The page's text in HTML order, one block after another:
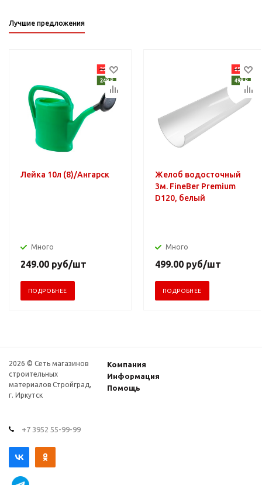
Лучшие предложения
Лейка 10л (8)/Ангарск
Много
249.00 руб/шт
ПОДРОБНЕЕ
Желоб водосточный
3м. FineBer Premium
D120, белый
Много
499.00 руб/шт
ПОДРОБНЕЕ
2026 © Сеть магазинов
строительных
материалов Стройград,
г. Иркутск
Компания
Информация
Помощь
+7 3952 55-99-99